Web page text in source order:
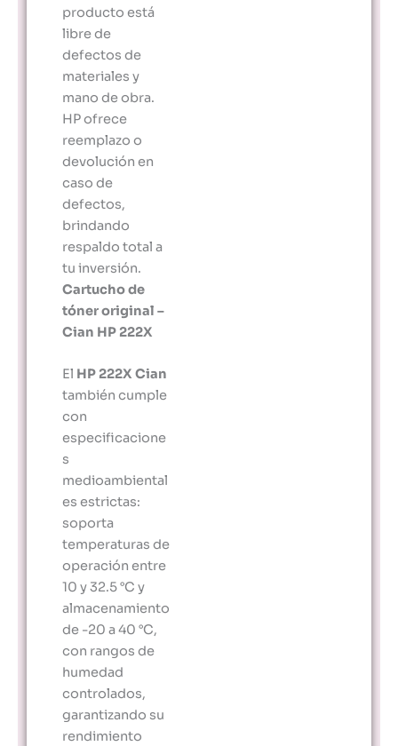
producto está
libre de
defectos de
materiales y
mano de obra.
HP ofrece
reemplazo o
devolución en
caso de
defectos,
brindando
respaldo total a
tu inversión.
Cartucho de
tóner original –
Cian HP 222X
El HP 222X Cian
también cumple
con
especificacione
s
medioambiental
es estrictas:
soporta
temperaturas de
operación entre
10 y 32.5 °C y
almacenamiento
de -20 a 40 °C,
con rangos de
humedad
controlados,
garantizando su
rendimiento